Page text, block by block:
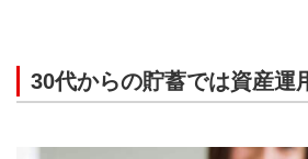
30代からの貯蓄では資産運